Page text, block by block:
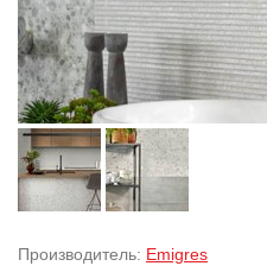
Производитель: Emigres